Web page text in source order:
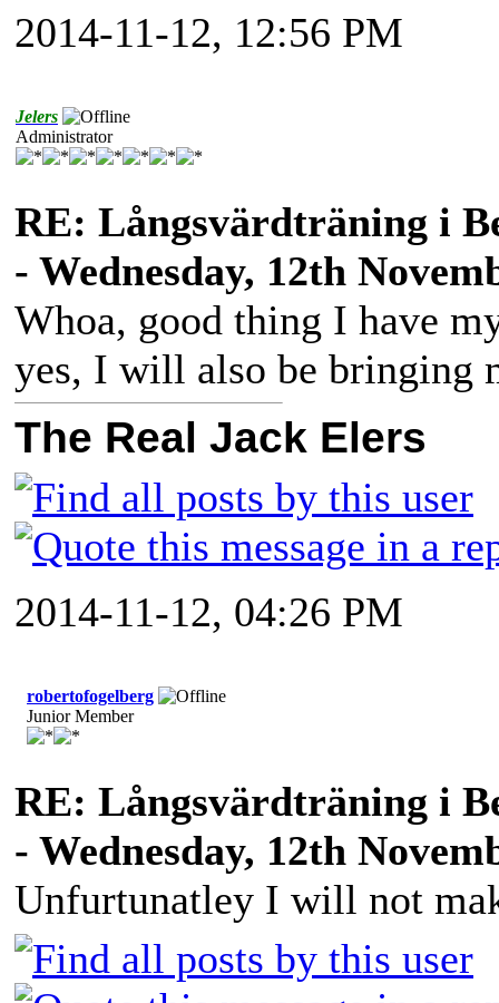
2014-11-12, 12:56 PM
Jelers
Administrator
RE: Långsvärdträning i
- Wednesday, 12th
Whoa, good thing I have
yes, I will also be bringing
The Real Jack Elers
2014-11-12, 04:26 PM
robertofogelberg
Junior Member
RE: Långsvärdträning i
- Wednesday, 12th
Unfurtunatley I will not